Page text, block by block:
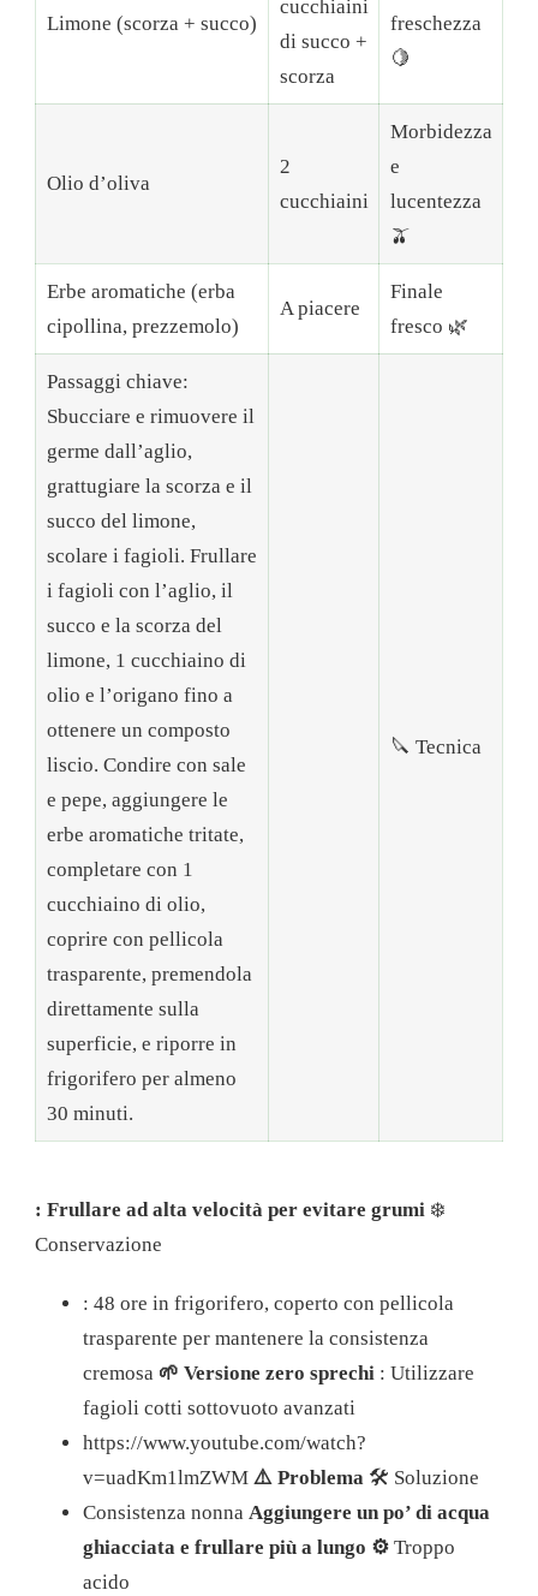
Limone (scorza + succo)
cucchiaini
di succo +
scorza
freschezza
🍋
Olio d’oliva
2
cucchiaini
Morbidezza
e
lucentezza
🫒
Erbe aromatiche (erba
cipollina, prezzemolo)
A piacere
Finale
fresco 🌿
Passaggi chiave:
Sbucciare e rimuovere il
germe dall’aglio,
grattugiare la scorza e il
succo del limone,
scolare i fagioli. Frullare
i fagioli con l’aglio, il
succo e la scorza del
limone, 1 cucchiaino di
olio e l’origano fino a
ottenere un composto
liscio. Condire con sale
e pepe, aggiungere le
erbe aromatiche tritate,
completare con 1
cucchiaino di olio,
coprire con pellicola
trasparente, premendola
direttamente sulla
superficie, e riporre in
frigorifero per almeno
30 minuti.
🔪 Tecnica
: Frullare ad alta velocità per evitare grumi ❄️
Conservazione
: 48 ore in frigorifero, coperto con pellicola
trasparente per mantenere la consistenza
cremosa 🌱 Versione zero sprechi : Utilizzare
fagioli cotti sottovuoto avanzati
https://www.youtube.com/watch?
v=uadKm1lmZWM ⚠️ Problema 🛠️ Soluzione
Consistenza nonna Aggiungere un po’ di acqua
ghiacciata e frullare più a lungo ⚙️ Troppo
acido